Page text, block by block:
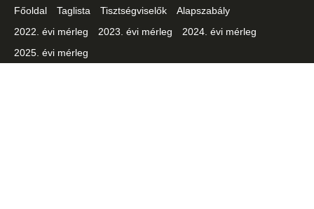
Főoldal Taglista Tisztségviselők
Alapszabály
2022. évi mérleg
2023. évi mérleg
2024. évi mérleg
2025. évi mérleg